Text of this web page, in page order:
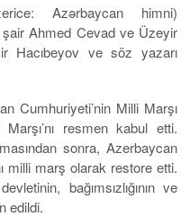
Azərbaycan himni)
şair Ahmed Cevad ve Üzeyir
Hacıbeyov ve söz yazarı
Cumhuriyeti’nin Milli Marşı
resmen kabul etti.
sonra, Azerbaycan
milli marş olarak restore etti.
bağımsızlığının ve
edildi.